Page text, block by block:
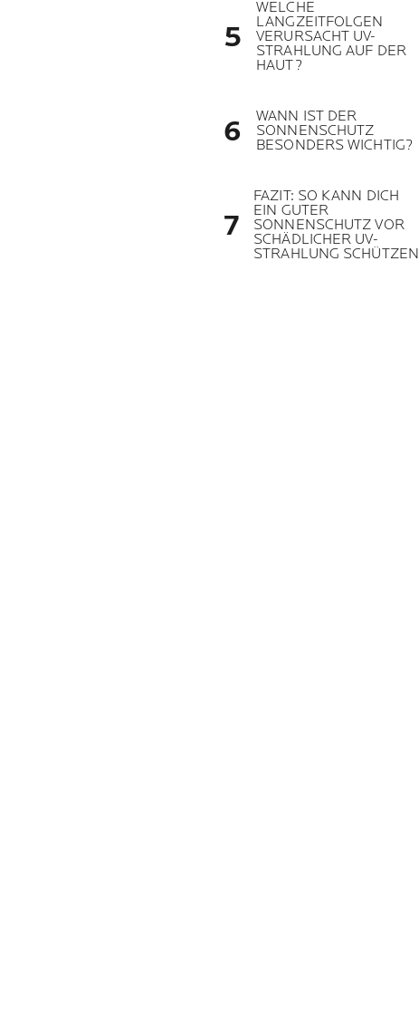
WELCHE
LANGZEITFOLGEN
VERURSACHT UV-
STRAHLUNG AUF DER
HAUT?
WANN IST DER
SONNENSCHUTZ
BESONDERS WICHTIG?
FAZIT: SO KANN DICH
EIN GUTER
SONNENSCHUTZ VOR
SCHÄDLICHER UV-
STRAHLUNG SCHÜTZEN